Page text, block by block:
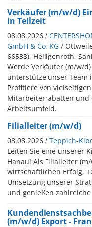
Verkäufer (m/w/d)
in Teilzeit
08.08.2026 /
GmbH & Co. KG /
66538), Heiligenroth,
Werde Verkäufer (m/w/
unterstütze unser Team
Profitiere von
Mitarbeiterrabatten und
Arbeitsumfeld.
Filialleiter (m/w/d)
08.08.2026 / Teppich-
Leiten Sie eine unserer
Hanau! Als Filialleiter
wirtschaftlichen Erfolg,
Umsetzung unserer
und genießen zahlreiche
(m/w/d) Export -